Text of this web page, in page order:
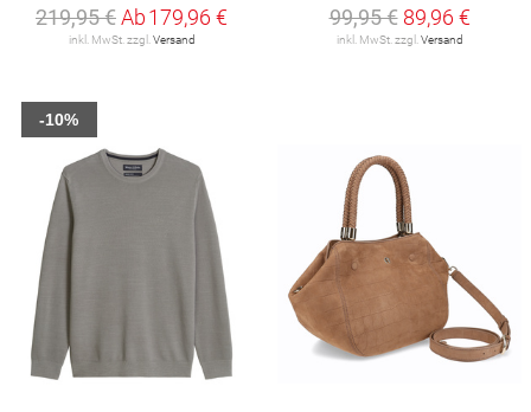
219,95 €Ab179,96 €
inkl. MwSt. zzgl.Versand
99,95 € 89,96 €
inkl. MwSt. zzgl.Versand
-10%